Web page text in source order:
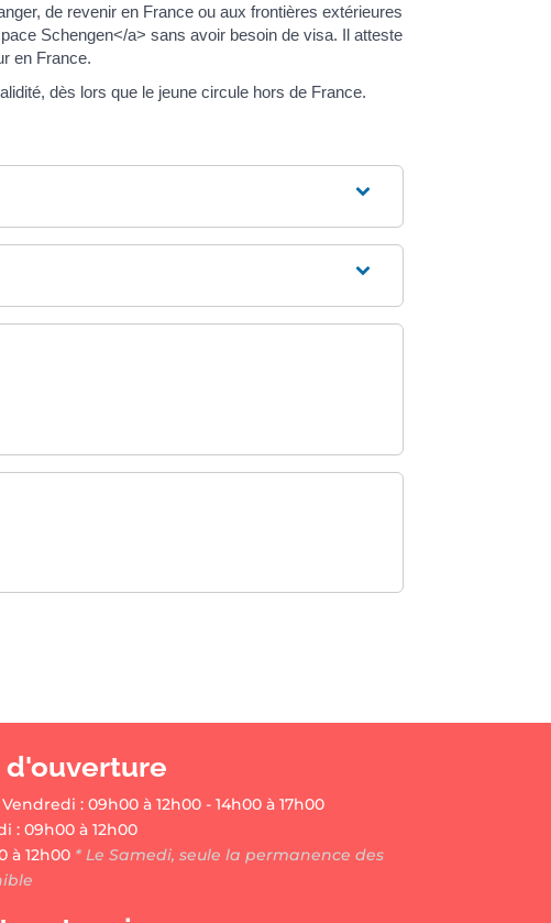
de revenir en France ou aux frontières extérieures
Schengen</a> sans avoir besoin de visa. Il atteste
en France.
dès lors que le jeune circule hors de France.
d'ouverture
: 09h00 à 12h00 - 14h00 à 17h00
: 09h00 à 12h00
à 12h00* Le Samedi, seule la permanence des